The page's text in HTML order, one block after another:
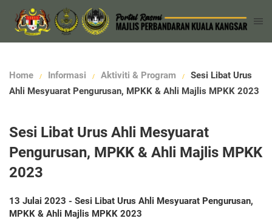
Home Informasi Aktiviti & Program
Sesi Libat Urus
Ahli Mesyuarat Pengurusan, MPKK & Ahli Majlis MPKK 2023
Sesi Libat Urus Ahli Mesyuarat
Pengurusan, MPKK & Ahli Majlis MPKK
2023
13 Julai 2023 - Sesi Libat Urus Ahli Mesyuarat Pengurusan,
MPKK & Ahli Majlis MPKK 2023